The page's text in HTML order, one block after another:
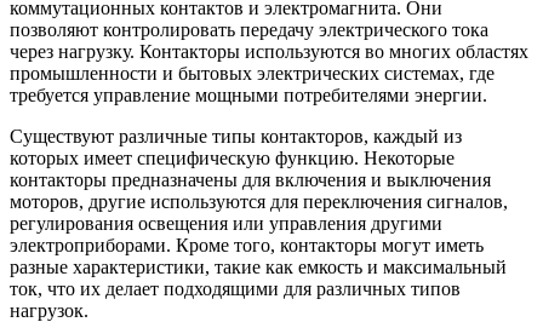
коммутационных контактов и электромагнита. Они
позволяют контролировать передачу электрического тока
через нагрузку. Контакторы используются во многих областях
промышленности и бытовых электрических системах, где
требуется управление мощными потребителями энергии.
Существуют различные типы контакторов, каждый из
которых имеет специфическую функцию. Некоторые
контакторы предназначены для включения и выключения
моторов, другие используются для переключения сигналов,
регулирования освещения или управления другими
электроприборами. Кроме того, контакторы могут иметь
разные характеристики, такие как емкость и максимальный
ток, что их делает подходящими для различных типов
нагрузок.